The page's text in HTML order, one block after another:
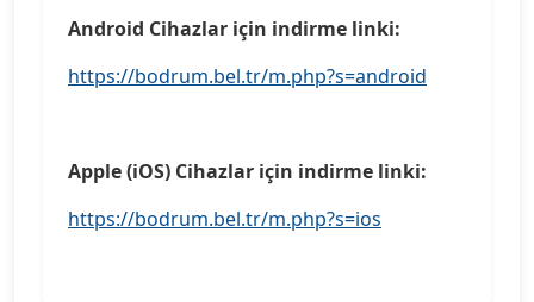
Android Cihazlar için indirme linki:
https://bodrum.bel.tr/m.php?s=android
Apple (iOS) Cihazlar için indirme linki:
https://bodrum.bel.tr/m.php?s=ios